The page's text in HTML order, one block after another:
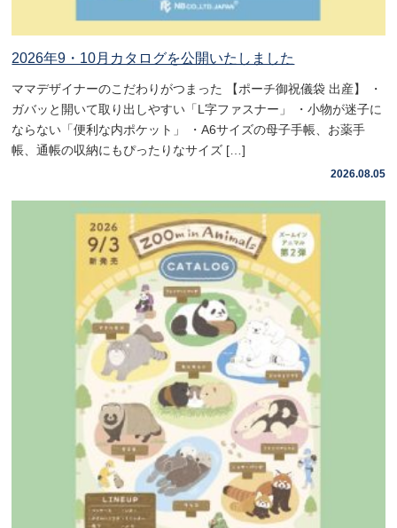
2026年9・10月カタログを公開いたしました
ママデザイナーのこだわりがつまった 【ポーチ御祝儀袋 出産】 ・
ガバッと開いて取り出しやすい「L字ファスナー」 ・小物が迷子に
ならない「便利な内ポケット」 ・A6サイズの母子手帳、お薬手
帳、通帳の収納にもぴったりなサイズ […]
2026.08.05